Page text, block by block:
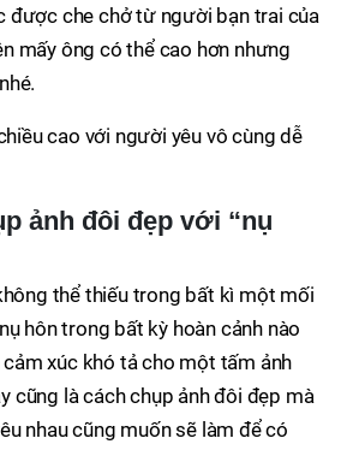
được che chở từ người bạn trai của
mấy ông có thể cao hơn nhưng
ảnh đôi đẹp với “nụ
thể thiếu trong bất kì một mối
hôn trong bất kỳ hoàn cảnh nào
xúc khó tả cho một tấm ảnh
cũng là cách chụp ảnh đôi đẹp mà
nhau cũng muốn sẽ làm để có